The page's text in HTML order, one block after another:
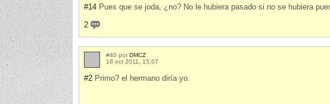
#14 Pues que se joda, ¿no? No le hubiera pasado si no se hubiera
2
#40 por DMCZ
18 oct 2011, 15:07
#2 Primo? el hermano diría yo.